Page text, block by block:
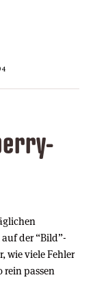
der “Bild”-
wie viele Fehler
rein passen